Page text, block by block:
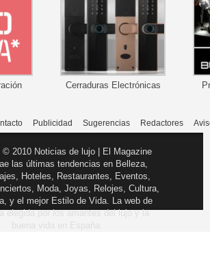
Cerraduras Electrónicas
Publicidad Sugerencias Redactores
© 2010 Noticias de lujo | El Magazine
las últimas tendencias en Belleza,
Hoteles, Restaurantes, Eventos,
Moda, Joyas, Relojes, Cultura,
y el mejor Estilo de Vida. La web de
elegida por los amantes del lujo y la